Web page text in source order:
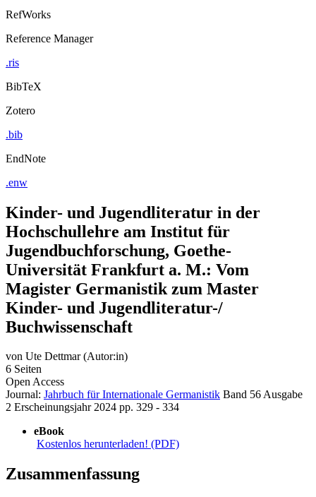
RefWorks
Reference Manager
.ris
BibTeX
Zotero
.bib
EndNote
.enw
Kinder- und Jugendliteratur in der
Hochschullehre am Institut für
Jugendbuchforschung, Goethe-
Universität Frankfurt a. M.: Vom
Magister Germanistik zum Master
Kinder- und Jugendliteratur-/
Buchwissenschaft
von Ute Dettmar (Autor:in)
6 Seiten
Open Access
Journal: Jahrbuch für Internationale Germanistik Band 56Ausgabe
2 Erscheinungsjahr 2024 pp. 329 - 334
eBook
Kostenlos herunterladen! (PDF)
Zusammenfassung